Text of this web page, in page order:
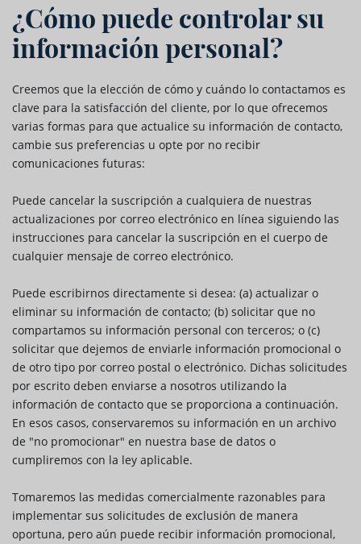
¿Cómo puede controlar su
información personal?
Creemos que la elección de cómo y cuándo lo contactamos es
clave para la satisfacción del cliente, por lo que ofrecemos
varias formas para que actualice su información de contacto,
cambie sus preferencias u opte por no recibir
comunicaciones futuras:
Puede cancelar la suscripción a cualquiera de nuestras
actualizaciones por correo electrónico en línea siguiendo las
instrucciones para cancelar la suscripción en el cuerpo de
cualquier mensaje de correo electrónico.
Puede escribirnos directamente si desea: (a) actualizar o
eliminar su información de contacto; (b) solicitar que no
compartamos su información personal con terceros; o (c)
solicitar que dejemos de enviarle información promocional o
de otro tipo por correo postal o electrónico. Dichas solicitudes
por escrito deben enviarse a nosotros utilizando la
información de contacto que se proporciona a continuación.
En esos casos, conservaremos su información en un archivo
de "no promocionar" en nuestra base de datos o
cumpliremos con la ley aplicable.
Tomaremos las medidas comercialmente razonables para
implementar sus solicitudes de exclusión de manera
oportuna, pero aún puede recibir información promocional,